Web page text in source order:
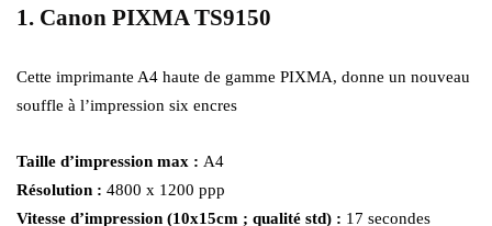
1. Canon PIXMA TS9150
Cette imprimante A4 haute de gamme PIXMA, donne un nouveau
souffle à l’impression six encres
Taille d’impression max : A4
Résolution : 4800 x 1200 ppp
Vitesse d’impression (10x15cm ; qualité std) : 17 secondes